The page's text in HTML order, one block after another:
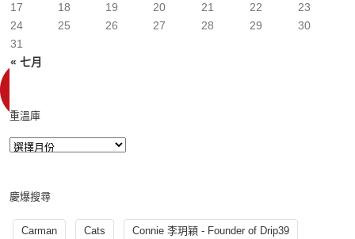
« 七月
17
18 19 20 21 22
23
24
25 26 27 28 29
30
31
重溫庫
慶爆搜尋
Carman Cats Connie 李玥穎 - Founder of Drip39